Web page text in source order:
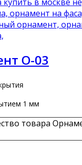
О-03
1 мм
товара